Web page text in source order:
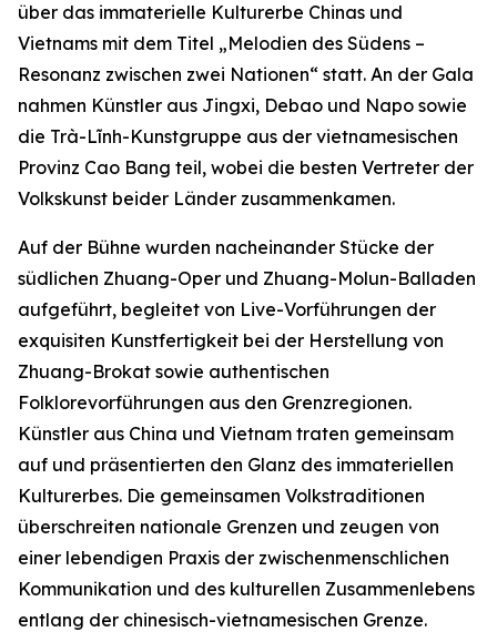
über das immaterielle Kulturerbe Chinas und
Vietnams mit dem Titel „Melodien des Südens –
Resonanz zwischen zwei Nationen“ statt. An der Gala
nahmen Künstler aus Jingxi, Debao und Napo sowie
die Trà-Lĩnh-Kunstgruppe aus der vietnamesischen
Provinz Cao Bang teil, wobei die besten Vertreter der
Volkskunst beider Länder zusammenkamen.
Auf der Bühne wurden nacheinander Stücke der
südlichen Zhuang-Oper und Zhuang-Molun-Balladen
aufgeführt, begleitet von Live-Vorführungen der
exquisiten Kunstfertigkeit bei der Herstellung von
Zhuang-Brokat sowie authentischen
Folklorevorführungen aus den Grenzregionen.
Künstler aus China und Vietnam traten gemeinsam
auf und präsentierten den Glanz des immateriellen
Kulturerbes. Die gemeinsamen Volkstraditionen
überschreiten nationale Grenzen und zeugen von
einer lebendigen Praxis der zwischenmenschlichen
Kommunikation und des kulturellen Zusammenlebens
entlang der chinesisch-vietnamesischen Grenze.